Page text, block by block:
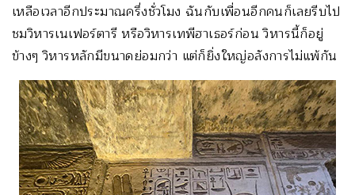
เหลือเวลาอีกประมาณครึ่งชั่วโมง ฉันกับเพื่อนอีกคนก็เลยรีบไป
ชมวิหารเนเฟอร์ตารี หรือวิหารเทพีฮาเธอร์ก่อน วิหารนี้ก็อยู่
ข้างๆ วิหารหลักมีขนาดย่อมกว่า แต่ก็ยิ่งใหญ่อลังการไม่แพ้กัน